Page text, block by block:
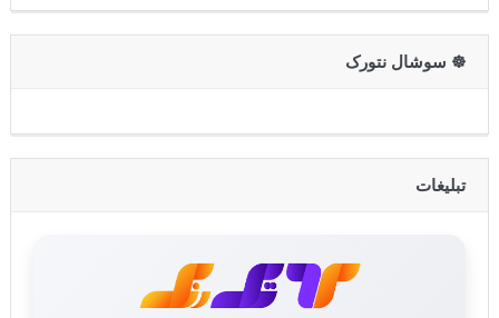
☸️ سوشال نتورک
تبلیغات